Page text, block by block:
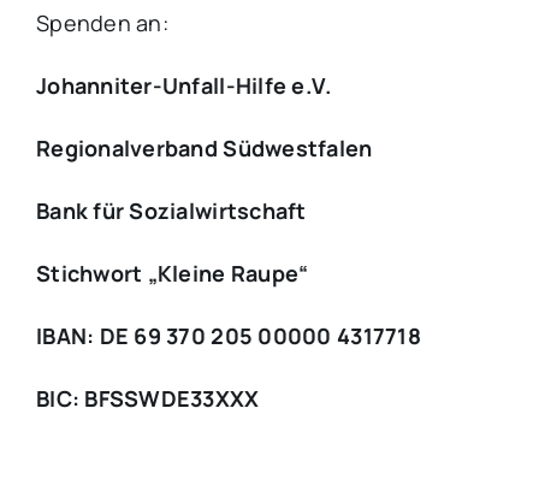
Spenden an:
Johanniter-Unfall-Hilfe e.V.
Regionalverband Südwestfalen
Bank für Sozialwirtschaft
Stichwort „Kleine Raupe“
IBAN: DE 69 370 205 00000 4317718
BIC: BFSSWDE33XXX